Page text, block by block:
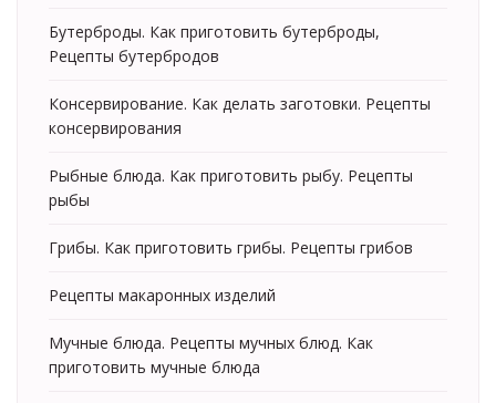
Бутерброды. Как приготовить бутерброды,
Рецепты бутербродов
Консервирование. Как делать заготовки. Рецепты
консервирования
Рыбные блюда. Как приготовить рыбу. Рецепты
рыбы
Грибы. Как приготовить грибы. Рецепты грибов
Рецепты макаронных изделий
Мучные блюда. Рецепты мучных блюд. Как
приготовить мучные блюда